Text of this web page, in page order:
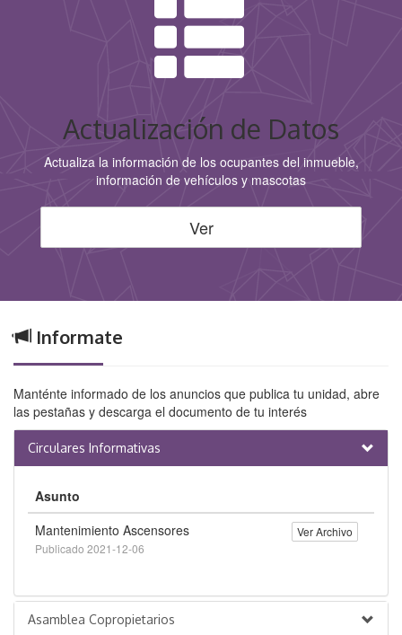
Actualización de Datos
Actualiza la información de los ocupantes del inmueble,
información de vehículos y mascotas
Ver
Informate
Manténte informado de los anuncios que publica tu unidad, abre
las pestañas y descarga el documento de tu interés
Circulares Informativas
Asunto
Mantenimiento Ascensores
Publicado 2021-12-06
Ver Archivo
Asamblea Copropietarios